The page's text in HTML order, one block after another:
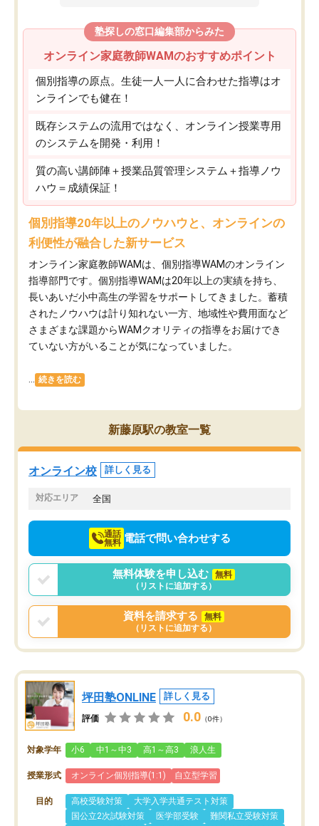
塾探しの窓口編集部からみた
オンライン家庭教師WAMのおすすめポイント
個別指導の原点。生徒一人一人に合わせた指導はオ
ンラインでも健在！
既存システムの流用ではなく、オンライン授業専用
のシステムを開発・利用！
質の高い講師陣＋授業品質管理システム＋指導ノウ
ハウ＝成績保証！
個別指導20年以上のノウハウと、オンラインの
利便性が融合した新サービス
オンライン家庭教師WAMは、個別指導WAMのオンライン
指導部門です。個別指導WAMは20年以上の実績を持ち、
長いあいだ小中高生の学習をサポートしてきました。蓄積
されたノウハウは計り知れない一方、地域性や費用面など
さまざまな課題からWAMクオリティの指導をお届けでき
ていない方がいることが気になっていました。
続きを読む
新藤原駅の教室一覧
オンライン校 詳しく見る
対応エリア 全国
通話
無料 電話で問い合わせする
無料体験を申し込む
無料
（リストに追加する）
資料を請求する
無料
（リストに追加する）
坪田塾ONLINE 詳しく見る
評価 0.0 （0件）
対象学年 小6 中1～中3 高1～高3 浪人生
授業形式 オンライン個別指導(1:1) 自立型学習
目的 高校受験対策
大学入学共通テスト対策
国公立2次試験対策
医学部受験
難関私立受験対策